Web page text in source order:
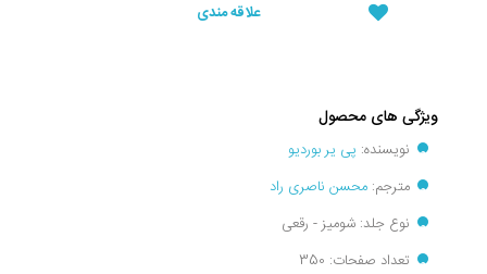
علاقه مندی
ویژگی های محصول
نویسنده: پی یر بوردیو
مترجم: محسن ناصری راد
نوع جلد: شومیز - رقعی
تعداد صفحات: 350